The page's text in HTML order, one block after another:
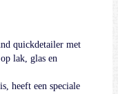
quickdetailer met
lak, glas en
heeft een speciale